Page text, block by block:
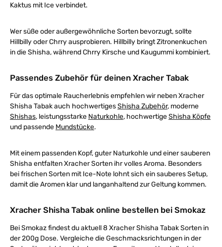
Kaktus mit Ice verbindet.
Wer süße oder außergewöhnliche Sorten bevorzugt, sollte
Hillbilly oder Chrry ausprobieren. Hillbilly bringt Zitronenkuchen
in die Shisha, während Chrry Kirsche und Kaugummi kombiniert.
Passendes Zubehör für deinen Xracher Tabak
Für das optimale Raucherlebnis empfehlen wir neben Xracher
Shisha Tabak auch hochwertigesShisha Zubehör, moderne
Shishas, leistungsstarke Naturkohle, hochwertigeShisha Köpfe
und passende Mundstücke.
Mit einem passenden Kopf, guter Naturkohle und einer sauberen
Shisha entfalten Xracher Sorten ihr volles Aroma. Besonders
bei frischen Sorten mit Ice-Note lohnt sich ein sauberes Setup,
damit die Aromen klar und langanhaltend zur Geltung kommen.
Xracher Shisha Tabak online bestellen bei Smokaz
Bei Smokaz findest du aktuell 8 Xracher Shisha Tabak Sorten in
der 200g Dose. Vergleiche die Geschmacksrichtungen in der